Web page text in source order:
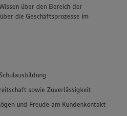
über den Bereich der
die Geschäftsprozesse im
sowie Zuverlässigkeit
und Freude am Kundenkontakt